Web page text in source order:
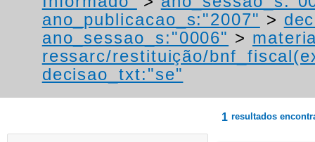
ano_publicacao_s:"2007" >
ano_sessao_s:"0006" >
ressarc/restituição/
decisao_txt:"se"
1 resultados